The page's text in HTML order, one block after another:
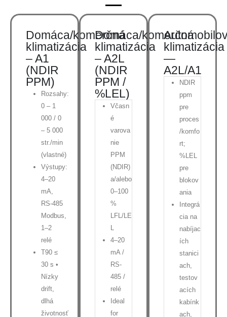
Domáca/komerčná
klimatizácia
– A1
(NDIR
PPM)
Rozsahy:
0 – 1
000 / 0
– 5 000
str./min
(vlastné)
Výstupy:
4–20
mA,
RS-485
Modbus,
1–2
relé
T90 ≤
30 s •
Nízky
drift,
dlhá
životnosť
Domáca/komerčná
klimatizácia
– A2L
(NDIR
PPM /
%LEL)
Včasn
é
varova
nie
PPM
(NDIR)
a/alebo
0–100
%
LFL/LE
4–20
mA /
RS-
485 /
relé
Ideal
for
klimatizácia
—
A2L/A1
NDIR
ppm
pre
proces
/komfo
rt;
%LEL
pre
blokov
ania
Integrá
cia na
nabíjac
ích
stanici
ach,
testov
acích
kabínk
ach,